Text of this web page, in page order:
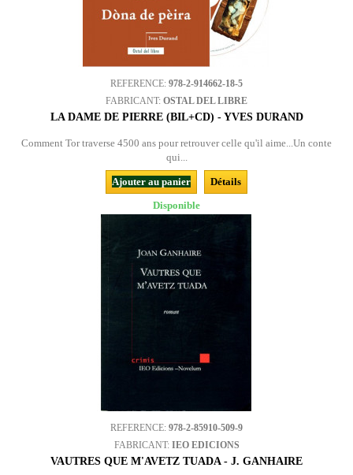
REFERENCE: 978-2-914662-18-5
FABRICANT: OSTAL DEL LIBRE
LA DAME DE PIERRE (BIL+CD) - YVES DURAND
Comment Tor traverse 4500 ans pour retrouver celle qu'il aime...Un conte
qui...
Ajouter au panier
Détails
Disponible
REFERENCE: 978-2-85910-509-9
FABRICANT: IEO EDICIONS
VAUTRES QUE M'AVETZ TUADA - J. GANHAIRE